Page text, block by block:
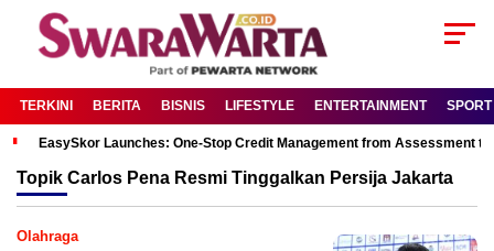
TERKINI BERITA BISNIS LIFESTYLE ENTERTAINMENT SPORT
EasySkor Launches: One-Stop Credit Management from Assessment
Topik Carlos Pena Resmi Tinggalkan Persija Jakarta
Olahraga